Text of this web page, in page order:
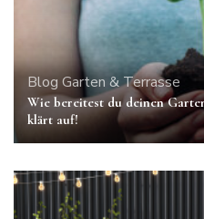
Blog Garten & Terrasse
Wie bereitest du deinen
klärt auf!